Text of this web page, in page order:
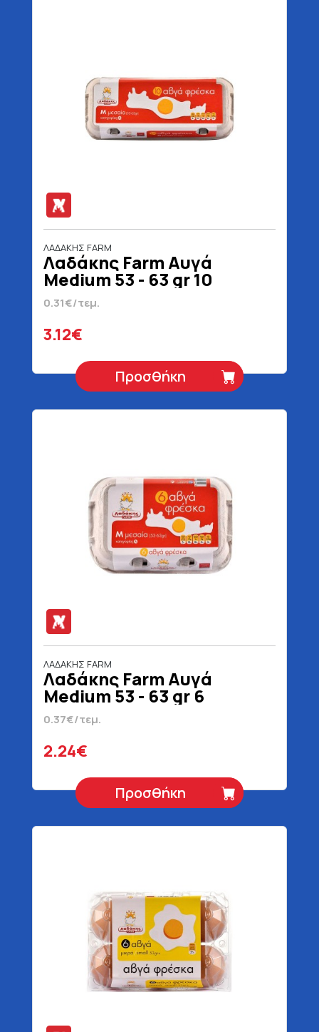
ΛΑΔΑΚΗΣ FARM
Λαδάκης Farm Αυγά
Medium 53 - 63 gr 10
Τεμάχια
0.31€/τεμ.
3.12€
Προσθήκη
ΛΑΔΑΚΗΣ FARM
Λαδάκης Farm Αυγά
Medium 53 - 63 gr 6
Τεμάχια
0.37€/τεμ.
2.24€
Προσθήκη